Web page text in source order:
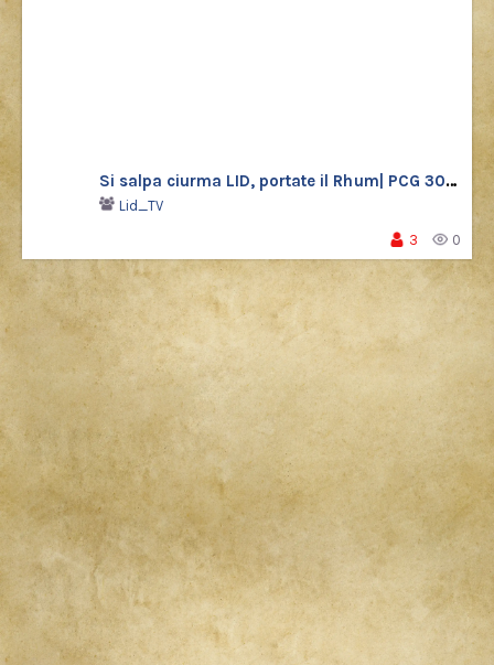
Si salpa ciurma LID, portate il Rhum| PCG 30 Shiny
Lid_TV
3 0